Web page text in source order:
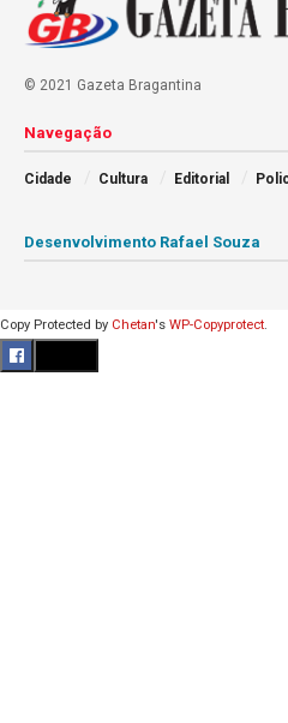
© 2021 Gazeta Bragantina
Navegação
Cidade Cultura Editorial
Desenvolvimento Rafael Souza
Copy Protected by Chetan's WP-Copyprotect.